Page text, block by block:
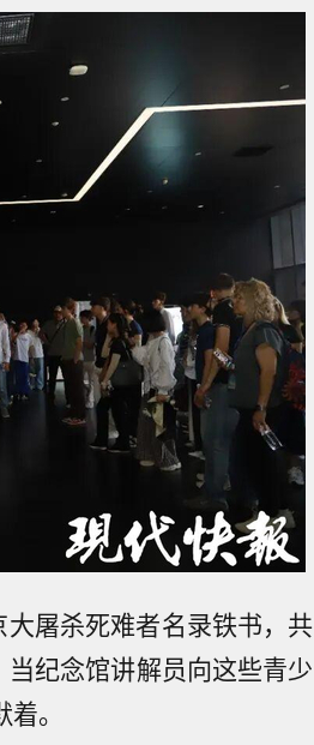
屠杀死难者名录铁书，共
纪念馆讲解员向这些青少
。